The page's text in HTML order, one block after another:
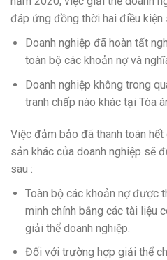
đáp ứng đồng thời hai điều kiện
Doanh nghiệp đã hoàn tất
toàn bộ các khoản nợ và
Doanh nghiệp không trong
tranh chấp nào khác tại Tòa
Việc đảm bảo đã thanh toán
sản khác của doanh nghiệp sẽ
sau :
Toàn bộ các khoản nợ được
minh chính bằng các tài liệu
giải thể doanh nghiệp.
Đối với trường hợp giải thể